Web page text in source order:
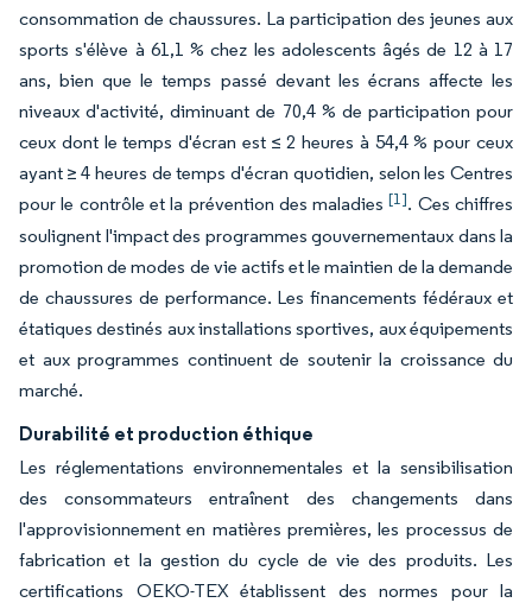
consommation de chaussures. La participation des jeunes aux
sports s'élève à 61,1 % chez les adolescents âgés de 12 à 17
ans, bien que le temps passé devant les écrans affecte les
niveaux d'activité, diminuant de 70,4 % de participation pour
ceux dont le temps d'écran est ≤ 2 heures à 54,4 % pour ceux
ayant ≥ 4 heures de temps d'écran quotidien, selon les Centres
pour le contrôle et la prévention des maladies[1]. Ces chiffres
soulignent l'impact des programmes gouvernementaux dans la
promotion de modes de vie actifs et le maintien de la demande
de chaussures de performance. Les financements fédéraux et
étatiques destinés aux installations sportives, aux équipements
et aux programmes continuent de soutenir la croissance du
marché.
Durabilité et production éthique
Les réglementations environnementales et la sensibilisation
des consommateurs entraînent des changements dans
l'approvisionnement en matières premières, les processus de
fabrication et la gestion du cycle de vie des produits. Les
certifications OEKO-TEX établissent des normes pour la